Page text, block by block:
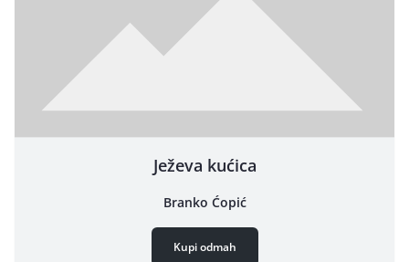
Ježeva kućica
Branko Ćopić
Kupi odmah